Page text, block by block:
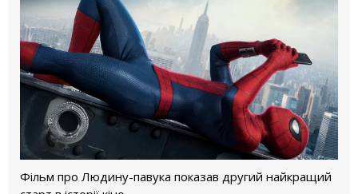
Фільм про Людину-павука показав другий найкращий